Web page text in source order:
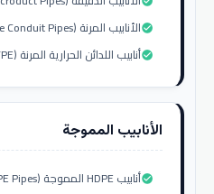
الأنابيب المرنة (Flexible Conduit Pipes)check_circle
أنابيب اللدائن الحرارية المرنة (TPE)check_circle
الأنابيب المموجة
أنابيب HDPE المموجة (Corrugated HDPE Pipes)check_circle